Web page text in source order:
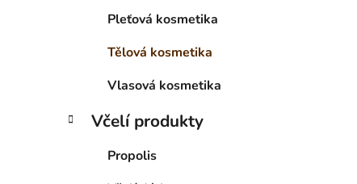
Pleťová kosmetika
Tělová kosmetika
Vlasová kosmetika
Včelí produkty
Propolis